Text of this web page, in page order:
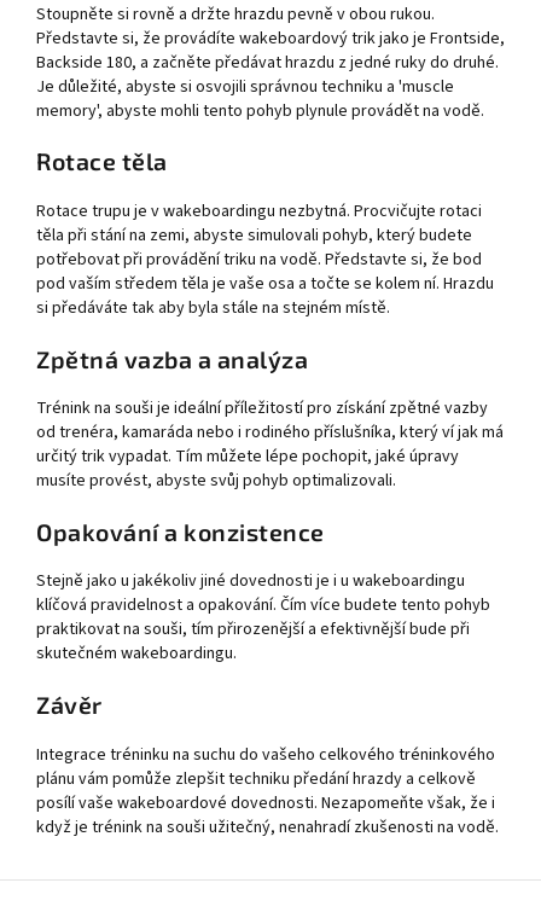
Stoupněte si rovně a držte hrazdu pevně v obou rukou.
Představte si, že provádíte wakeboardový trik jako je Frontside,
Backside 180, a začněte předávat hrazdu z jedné ruky do druhé.
Je důležité, abyste si osvojili správnou techniku a 'muscle
memory', abyste mohli tento pohyb plynule provádět na vodě.
Rotace těla
Rotace trupu je v wakeboardingu nezbytná. Procvičujte rotaci
těla při stání na zemi, abyste simulovali pohyb, který budete
potřebovat při provádění triku na vodě. Představte si, že bod
pod vaším středem těla je vaše osa a točte se kolem ní. Hrazdu
si předáváte tak aby byla stále na stejném místě.
Zpětná vazba a analýza
Trénink na souši je ideální příležitostí pro získání zpětné vazby
od trenéra, kamaráda nebo i rodiného příslušníka, který ví jak má
určitý trik vypadat. Tím můžete lépe pochopit, jaké úpravy
musíte provést, abyste svůj pohyb optimalizovali.
Opakování a konzistence
Stejně jako u jakékoliv jiné dovednosti je i u wakeboardingu
klíčová pravidelnost a opakování. Čím více budete tento pohyb
praktikovat na souši, tím přirozenější a efektivnější bude při
skutečném wakeboardingu.
Závěr
Integrace tréninku na suchu do vašeho celkového tréninkového
plánu vám pomůže zlepšit techniku předání hrazdy a celkově
posílí vaše wakeboardové dovednosti. Nezapomeňte však, že i
když je trénink na souši užitečný, nenahradí zkušenosti na vodě.
Send
Powered by chaterimo